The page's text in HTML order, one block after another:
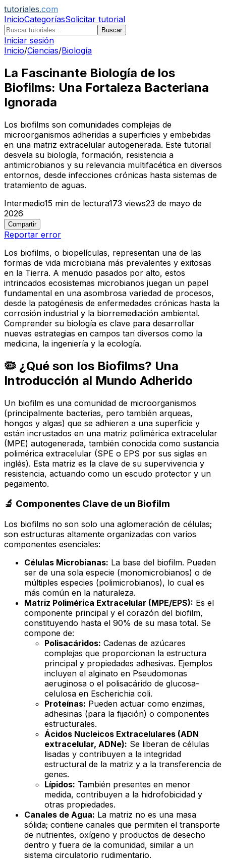
tutoriales.com
InicioCategoríasSolicitar tutorial
Buscar
Iniciar sesión
Inicio/Ciencias/Biología
La Fascinante Biología de los
Biofilms: Una Fortaleza Bacteriana
Ignorada
Los biofilms son comunidades complejas de
microorganismos adheridas a superficies y embebidas
en una matriz extracelular autogenerada. Este tutorial
desvela su biología, formación, resistencia a
antimicrobianos y su relevancia multifacética en diversos
entornos, desde infecciones crónicas hasta sistemas de
tratamiento de aguas.
Intermedio15 min de lectura173 views23 de mayo de
2026
Compartir
Reportar error
Los biofilms, o biopelículas, representan una de las
formas de vida microbiana más prevalentes y exitosas
en la Tierra. A menudo pasados por alto, estos
intrincados ecosistemas microbianos juegan un papel
fundamental en una asombrosa variedad de procesos,
desde la patogénesis de enfermedades crónicas hasta la
corrosión industrial y la biorremediación ambiental.
Comprender su biología es clave para desarrollar
nuevas estrategias en campos tan diversos como la
medicina, la ingeniería y la ecología.
🦠 ¿Qué son los Biofilms? Una
Introducción al Mundo Adherido
Un biofilm es una comunidad de microorganismos
(principalmente bacterias, pero también arqueas,
hongos y algas) que se adhieren a una superficie y
están incrustados en una matriz polimérica extracelular
(MPE) autogenerada, también conocida como sustancia
polimérica extracelular (SPE o EPS por sus siglas en
inglés). Esta matriz es la clave de su supervivencia y
resistencia, actuando como un escudo protector y un
pegamento.
🔬 Componentes Clave de un Biofilm
Los biofilms no son solo una aglomeración de células;
son estructuras altamente organizadas con varios
componentes esenciales:
Células Microbianas: La base del biofilm. Pueden
ser de una sola especie (monomicrobianos) o de
múltiples especies (polimicrobianos), lo cual es
más común en la naturaleza.
Matriz Polimérica Extracelular (MPE/EPS): Es el
componente principal y el corazón del biofilm,
constituyendo hasta el 90% de su masa total. Se
compone de:
Polisacáridos: Cadenas de azúcares
complejas que proporcionan la estructura
principal y propiedades adhesivas. Ejemplos
incluyen el alginato en Pseudomonas
aeruginosa o el polisacárido de glucosa-
celulosa en Escherichia coli.
Proteínas: Pueden actuar como enzimas,
adhesinas (para la fijación) o componentes
estructurales.
Ácidos Nucleicos Extracelulares (ADN
extracelular, ADNe): Se liberan de células
lisadas y contribuyen a la integridad
estructural de la matriz y a la transferencia de
genes.
Lípidos: También presentes en menor
medida, contribuyen a la hidrofobicidad y
otras propiedades.
Canales de Agua: La matriz no es una masa
sólida; contiene canales que permiten el transporte
de nutrientes, oxígeno y productos de desecho
dentro y fuera de la comunidad, similar a un
sistema circulatorio rudimentario.